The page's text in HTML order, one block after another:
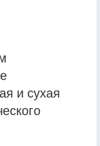
и сухая